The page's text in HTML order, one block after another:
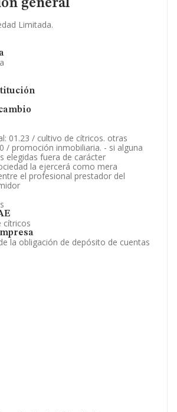
general
Limitada.
01.23 / cultivo de cítricos. otras
/ promoción inmobiliaria. - si alguna
elegidas fuera de carácter
la ejercerá como mera
el profesional prestador del
cítricos
la obligación de depósito de cuentas